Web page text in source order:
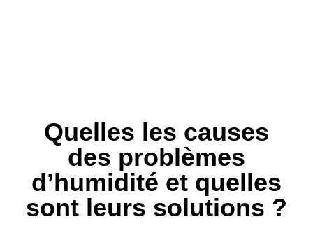
Quelles les causes
des problèmes
d’humidité et quelles
sont leurs solutions ?